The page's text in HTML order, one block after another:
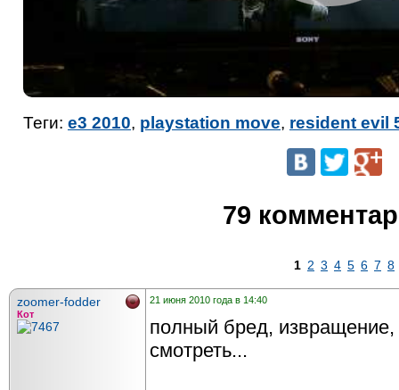
Теги: e3 2010, playstation move, resident evil
79
1 2 3 4 5 6 7 8
zoomer-fodder
Кот
21 июня 2010 года в 14:40
полный бред,
смотреть...